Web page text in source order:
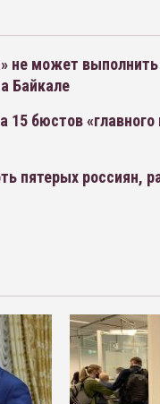
не может выполнить
Байкале
15 бюстов «главного
пятерых россиян,